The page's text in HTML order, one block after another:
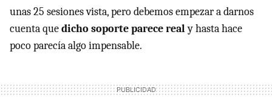
unas 25 sesiones vista, pero debemos empezar a darnos
cuenta quedicho soporte parece realy hasta hace
poco parecía algo impensable.